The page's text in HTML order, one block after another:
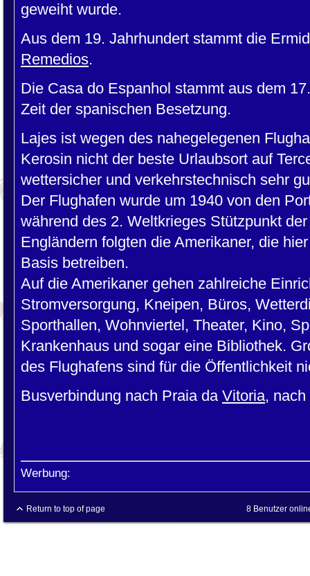
geweiht wurde.
Aus dem 19. Jahrhundert stammt die
Remedios.
Die Casa do Espanhol stammt aus dem
Zeit der spanischen Besetzung.
Lajes ist wegen des nahegelegenen
Kerosin nicht der beste Urlaubsort auf
wettersicher und verkehrstechnisch sehr
Der Flughafen wurde um 1940 von den
während des 2. Weltkrieges Stützpunkt
Engländern folgten die Amerikaner, die
Basis betreiben.
Auf die Amerikaner gehen zahlreiche
Stromversorgung, Kneipen, Büros,
Sporthallen, Wohnviertel, Theater, Kino,
Krankenhaus und sogar eine Bibliothek.
des Flughafens sind für die Öffentlichkeit
Busverbindung nach Praia da Vitoria, nach
Werbung:
Return to top of page 8 Benutzer